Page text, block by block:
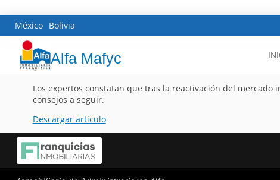
México Bolivia
Alfa Mafyc
Los expertos constatan que tras la reactivación del
consejos a seguir.
Descargar artículo